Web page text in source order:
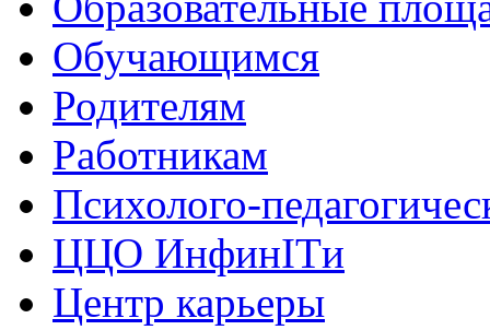
Обучающимся
Родителям
Работникам
Психолого-
ЦЦО ИнфинITи
Центр карьеры